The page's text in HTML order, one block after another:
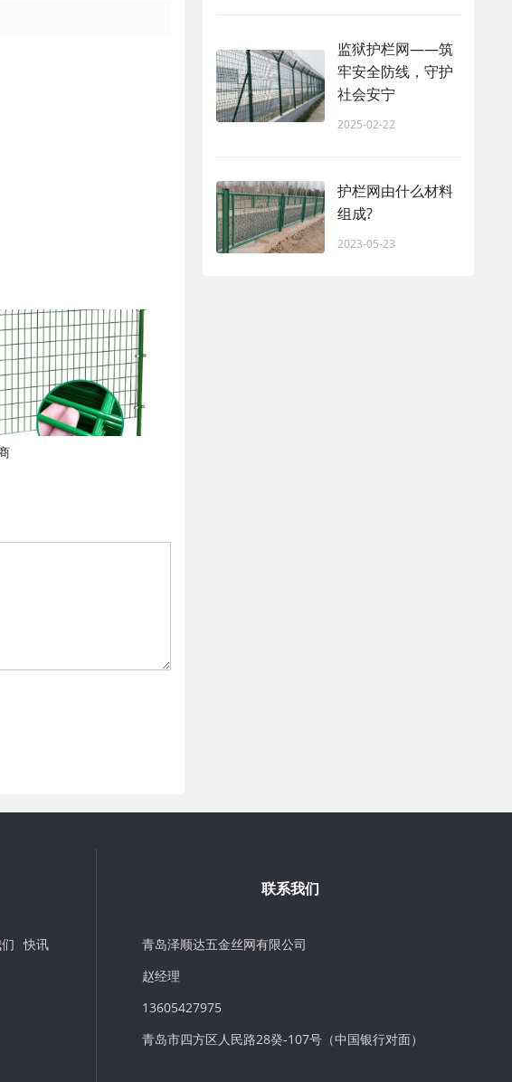
监狱护栏网——筑
牢安全防线，守护
社会安宁
2025-02-22
护栏网由什么材料
组成?
2023-05-23
快讯
联系我们
青岛泽顺达五金丝网有限公司
赵经理
13605427975
青岛市四方区人民路28癸-107号（中国银行对面）